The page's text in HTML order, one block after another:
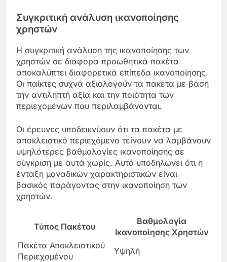
Συγκριτική ανάλυση ικανοποίησης
χρηστών
Η συγκριτική ανάλυση της ικανοποίησης των
χρηστών σε διάφορα προωθητικά πακέτα
αποκαλύπτει διαφορετικά επίπεδα ικανοποίησης.
Οι παίκτες συχνά αξιολογούν τα πακέτα με βάση
την αντιληπτή αξία και την ποιότητα των
περιεχομένων που περιλαμβάνονται.
Οι έρευνες υποδεικνύουν ότι τα πακέτα με
αποκλειστικό περιεχόμενο τείνουν να λαμβάνουν
υψηλότερες βαθμολογίες ικανοποίησης σε
σύγκριση με αυτά χωρίς. Αυτό υποδηλώνει ότι η
ένταξη μοναδικών χαρακτηριστικών είναι
βασικός παράγοντας στην ικανοποίηση των
χρηστών.
Τύπος Πακέτου
Βαθμολογία
Ικανοποίησης Χρηστών
Πακέτα Αποκλειστικού
Περιεχομένου
Υψηλή